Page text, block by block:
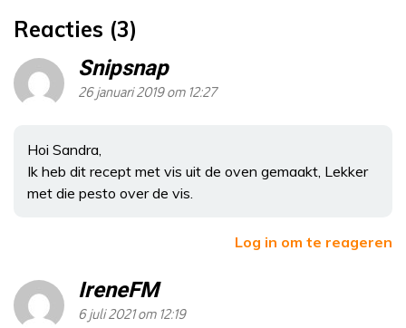
Reacties (3)
Snipsnap
26 januari 2019 om 12:27
Hoi Sandra,
Ik heb dit recept met vis uit de oven gemaakt, Lekker
met die pesto over de vis.
Log in om te reageren
IreneFM
6 juli 2021 om 12:19